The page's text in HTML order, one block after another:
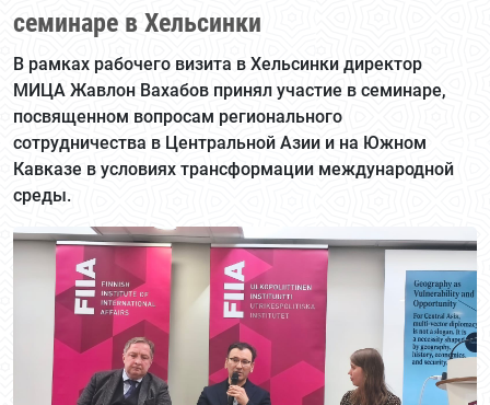
семинаре в Хельсинки
В рамках рабочего визита в Хельсинки директор
МИЦА Жавлон Вахабов принял участие в семинаре,
посвященном вопросам регионального
сотрудничества в Центральной Азии и на Южном
Кавказе в условиях трансформации международной
среды.